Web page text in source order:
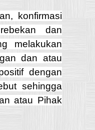
konfirmasi
dan
melakukan
dan atau
dengan
sehingga
atau Pihak